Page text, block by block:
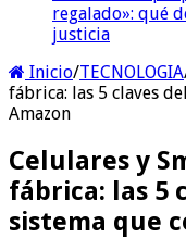
regalado»: qué
justicia
Inicio/TECNOLOGIA
fábrica: las 5 claves
Amazon
Celulares y
fábrica: las 5
sistema que